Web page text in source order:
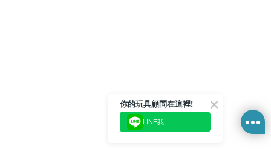
你的玩具顧問在這裡!
LINE我